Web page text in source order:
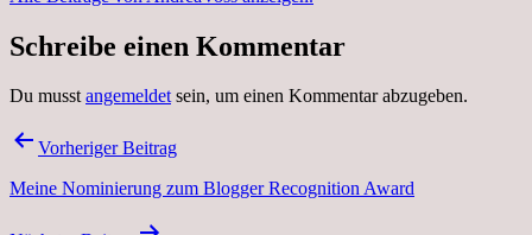
Schreibe einen Kommentar
Du musstangemeldetsein, um einen Kommentar abzugeben.
Beitragsnavigation
Vorheriger Beitrag
Meine Nominierung zum Blogger Recognition Award